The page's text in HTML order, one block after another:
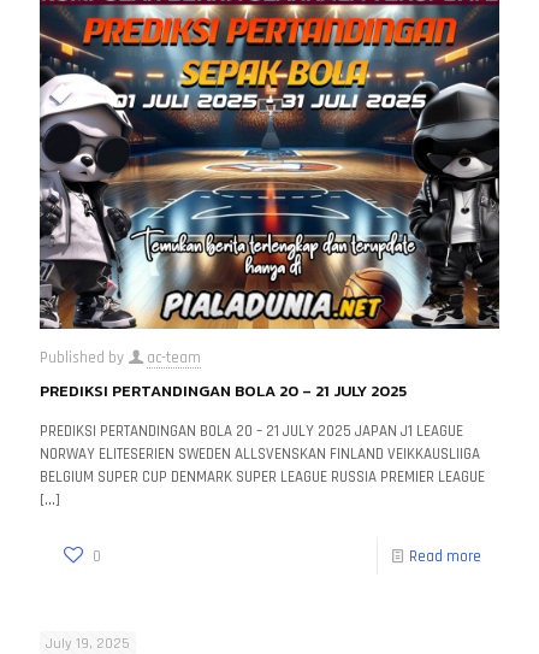
Published by ac-team
PREDIKSI PERTANDINGAN BOLA 20 – 21 JULY 2025
PREDIKSI PERTANDINGAN BOLA 20 – 21 JULY 2025 JAPAN J1 LEAGUE
NORWAY ELITESERIEN SWEDEN ALLSVENSKAN FINLAND VEIKKAUSLIIGA
BELGIUM SUPER CUP DENMARK SUPER LEAGUE RUSSIA PREMIER LEAGUE
[…]
0 Read more
July 19, 2025